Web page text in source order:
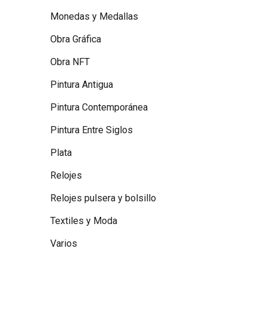
Monedas y Medallas
Obra Gráfica
Obra NFT
Pintura Antigua
Pintura Contemporánea
Pintura Entre Siglos
Plata
Relojes
Relojes pulsera y bolsillo
Textiles y Moda
Varios